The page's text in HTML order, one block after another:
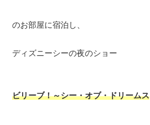
のお部屋に宿泊し、
ディズニーシーの夜のショー
ビリーブ！～シー・オブ・ドリームス